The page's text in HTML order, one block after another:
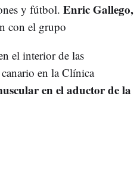
y fútbol. Enric Gallego,
con el grupo
el interior de las
en la Clínica
en el aductor de la